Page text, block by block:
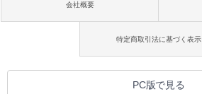
会社概要
特定商取引法に基づく表示
PC版で見る